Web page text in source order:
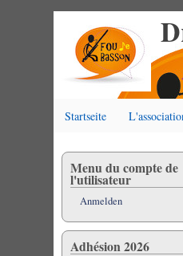
Startseite
Menu du compte de
l'utilisateur
Anmelden
Adhésion 2026